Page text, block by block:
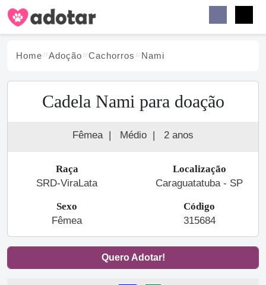
Home Adoção Cachorros Nami
Cadela Nami para doação
Fêmea | Médio | 2 anos
Raça
SRD-ViraLata
Localização
Caraguatatuba - SP
Sexo
Fêmea
Código
315684
Quero Adotar!